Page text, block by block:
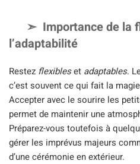
Importance de la
l’adaptabilité
Restez flexibleset adaptables.
c’est souvent ce qui fait la
Accepter avec le sourire les
permet de maintenir une
Préparez-vous toutefois à
gérer les imprévus majeurs
d’une cérémonie en extérieur.